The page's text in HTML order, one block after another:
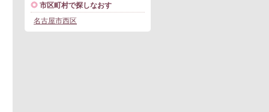
市区町村で探しなおす
名古屋市西区